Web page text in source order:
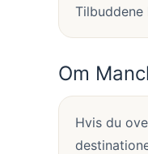
Om
Hvis du